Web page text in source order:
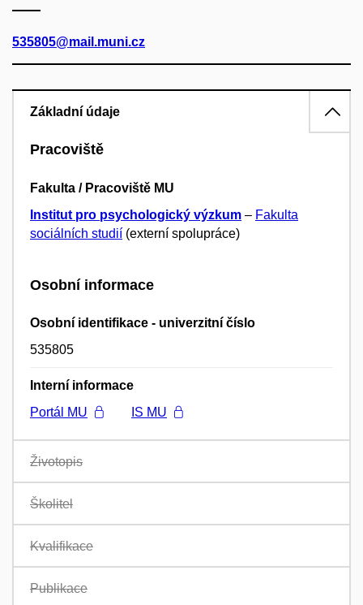
535805@mail.muni.cz
Základní údaje
Pracoviště
Fakulta / Pracoviště MU
Institut pro psychologický výzkum – Fakulta
sociálních studií (externí spolupráce)
Osobní informace
Osobní identifikace - univerzitní číslo
535805
Interní informace
Portál MU
IS MU
Životopis
Školitel
Kvalifikace
Publikace